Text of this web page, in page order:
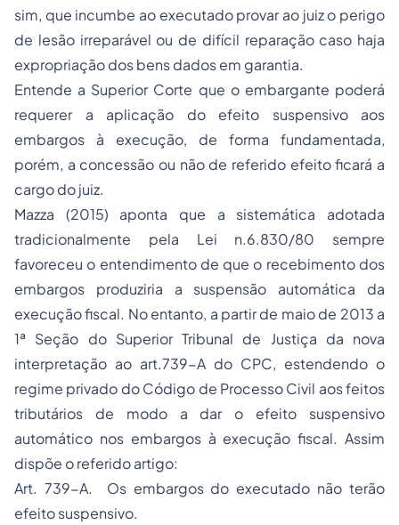
sim, que incumbe ao executado provar ao juiz o perigo
de lesão irreparável ou de difícil reparação caso haja
expropriação dos bens dados em garantia.
Entende a Superior Corte que o embargante poderá
requerer a aplicação do efeito suspensivo aos
embargos à execução, de forma fundamentada,
porém, a concessão ou não de referido efeito ficará a
cargo do juiz.
Mazza (2015) aponta que a sistemática adotada
tradicionalmente pela Lei n.6.830/80 sempre
favoreceu o entendimento de que o recebimento dos
embargos produziria a suspensão automática da
execução fiscal. No entanto, a partir de maio de 2013 a
1ª Seção do Superior Tribunal de Justiça da nova
interpretação ao art.739-A do CPC, estendendo o
regime privado do Código de Processo Civil aos feitos
tributários de modo a dar o efeito suspensivo
automático nos embargos à execução fiscal. Assim
dispõe o referido artigo:
Art. 739-A. Os embargos do executado não terão
efeito suspensivo.